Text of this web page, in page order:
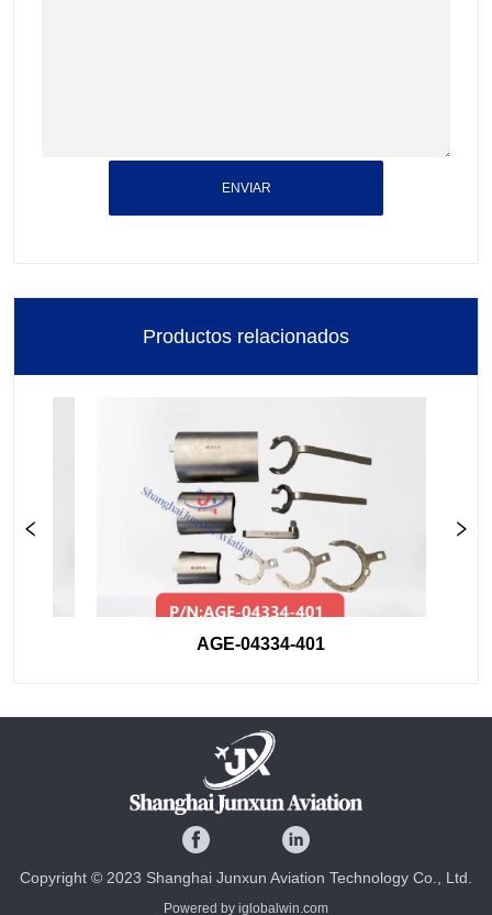
ENVIAR
Productos relacionados
AGE-04334-401
Copyright © 2023 Shanghai Junxun Aviation Technology Co., Ltd.
Powered by iglobalwin.com